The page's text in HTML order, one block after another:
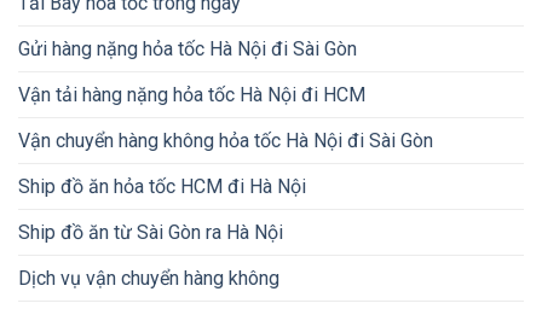
Gửi hàng nặng hỏa tốc Hà Nội đi Sài Gòn
Vận tải hàng nặng hỏa tốc Hà Nội đi HCM
Vận chuyển hàng không hỏa tốc Hà Nội đi Sài Gòn
Ship đồ ăn hỏa tốc HCM đi Hà Nội
Ship đồ ăn từ Sài Gòn ra Hà Nội
Dịch vụ vận chuyển hàng không